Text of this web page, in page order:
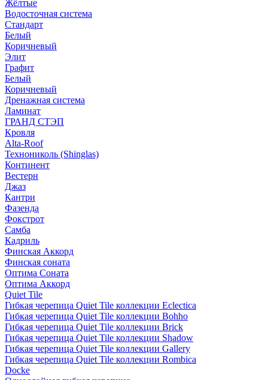
Жёлтые
Водосточная система
Стандарт
Белый
Коричневый
Элит
Графит
Белый
Коричневый
Дренажная система
Ламинат
ГРАНД СТЭП
Кровля
Alta-Roof
Технониколь (Shinglas)
Континент
Вестерн
Джаз
Кантри
Фазенда
Фокстрот
Самба
Кадриль
Финская Аккорд
Финская соната
Оптима Соната
Оптима Аккорд
Quiet Tile
Гибкая черепица Quiet Tile коллекции Eclectica
Гибкая черепица Quiet Tile коллекции Bohho
Гибкая черепица Quiet Tile коллекции Brick
Гибкая черепица Quiet Tile коллекции Shadow
Гибкая черепица Quiet Tile коллекции Gallery
Гибкая черепица Quiet Tile коллекции Rombica
Docke